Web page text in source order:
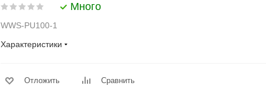
Много
WWS-PU100-1
Характеристики
Отложить Сравнить